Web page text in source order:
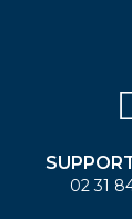
02 31